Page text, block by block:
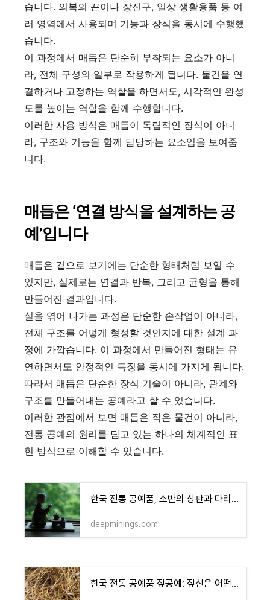
습니다. 의복의 끈이나 장신구, 일상 생활용품 등 여
러 영역에서 사용되며 기능과 장식을 동시에 수행했
습니다.
이 과정에서 매듭은 단순히 부착되는 요소가 아니
라, 전체 구성의 일부로 작용하게 됩니다. 물건을 연
결하거나 고정하는 역할을 하면서도, 시각적인 완성
도를 높이는 역할을 함께 수행합니다.
이러한 사용 방식은 매듭이 독립적인 장식이 아니
라, 구조와 기능을 함께 담당하는 요소임을 보여줍
니다.
매듭은 ‘연결 방식을 설계하는 공
예’입니다
매듭은 겉으로 보기에는 단순한 형태처럼 보일 수
있지만, 실제로는 연결과 반복, 그리고 균형을 통해
만들어진 결과입니다.
실을 엮어 나가는 과정은 단순한 손작업이 아니라,
전체 구조를 어떻게 형성할 것인지에 대한 설계 과
정에 가깝습니다. 이 과정에서 만들어진 형태는 유
연하면서도 안정적인 특징을 동시에 가지게 됩니다.
따라서 매듭은 단순한 장식 기술이 아니라, 관계와
구조를 만들어내는 공예라고 할 수 있습니다.
이러한 관점에서 보면 매듭은 작은 물건이 아니라,
전통 공예의 원리를 담고 있는 하나의 체계적인 표
현 방식으로 이해할 수 있습니다.
한국 전통 공예품, 소반의 상판과 다리는 왜 하나의 구조처럼 보일까
deepminings.com
한국 전통 공예품 짚공예: 짚신은 어떤 구조로 만들어졌는가